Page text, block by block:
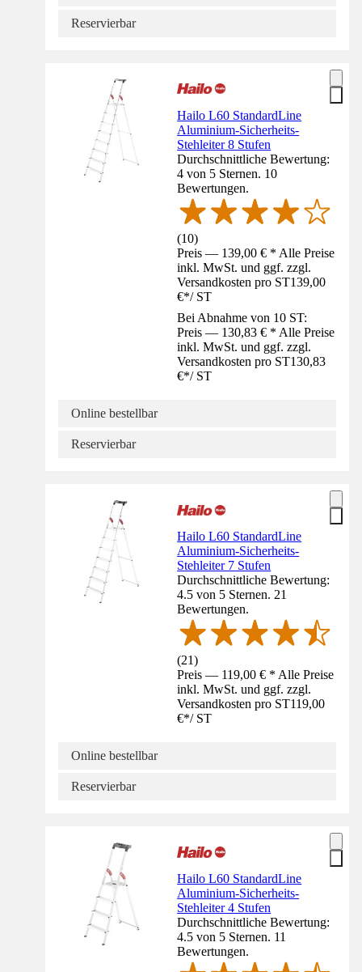
Reservierbar
Hailo L60 StandardLine
Aluminium-Sicherheits-
Stehleiter 8 Stufen
Durchschnittliche Bewertung:
4 von 5 Sternen. 10
Bewertungen.
(10)
Preis — 139,00 € * Alle Preise
inkl. MwSt. und ggf. zzgl.
Versandkosten pro ST139,00
€*/ ST
Bei Abnahme von 10 ST:
Preis — 130,83 € * Alle Preise
inkl. MwSt. und ggf. zzgl.
Versandkosten pro ST130,83
€*/ ST
Online bestellbar
Reservierbar
Hailo L60 StandardLine
Aluminium-Sicherheits-
Stehleiter 7 Stufen
Durchschnittliche Bewertung:
4.5 von 5 Sternen. 21
Bewertungen.
(21)
Preis — 119,00 € * Alle Preise
inkl. MwSt. und ggf. zzgl.
Versandkosten pro ST119,00
€*/ ST
Online bestellbar
Reservierbar
Hailo L60 StandardLine
Aluminium-Sicherheits-
Stehleiter 4 Stufen
Durchschnittliche Bewertung:
4.5 von 5 Sternen. 11
Bewertungen.